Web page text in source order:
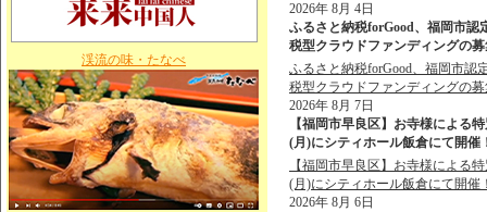
渓流の味・たなべ
2026年 8月 4日
ふるさと納税forGood、福岡市認
税型クラウドファンディングの
ふるさと納税forGood、福岡市認
税型クラウドファンディングの
2026年 8月 7日
【福岡市早良区】お寺様による
(月)にシティホール飯倉にて開催
【福岡市早良区】お寺様による
(月)にシティホール飯倉にて開催
2026年 8月 6日